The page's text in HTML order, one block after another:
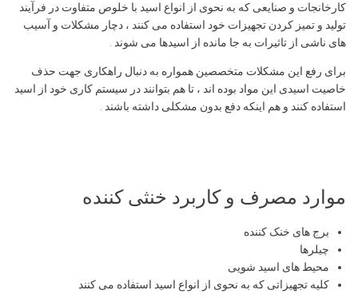
کارخانجات و صنایعی که به نحوی از انواع اسید با خلوص متفاوت در فرآیند
تولید و تمیز کردن تجهیزات خود استفاده می کنند ، دچار مشکلات و آسیب
های ناشی از تاثیرات به جا مانده از اسیدها می شوند .
برای رفع این مشکلات متخصصین همواره به دنبال راهکاری جهت حذف
خاصیت اسیدی این مواد بوده اند ، تا هم بتوانند در سیستم کاری خود از اسید
استفاده کنند و هم اینکه دفع بدون مشکلی داشته باشند .
موارد مصرف و کاربرد خنثی کننده
برج های خنک کننده
چیلرها
محیط های اسید شویی
کلیه تجهیزاتی که به نحوی از انواع اسید استفاده می کنند